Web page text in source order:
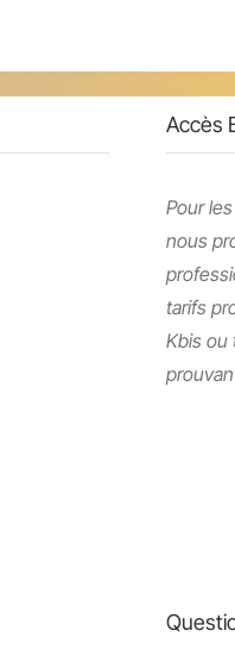
Accès
Pour
nous
tarifs
Kbis ou